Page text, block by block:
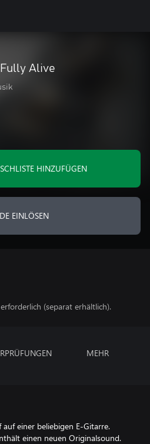
Alive
HINZUFÜGEN
EINLÖSEN
(separat erhältlich).
MEHR
auf einer beliebigen E-Gitarre.
einen neuen Originalsound.